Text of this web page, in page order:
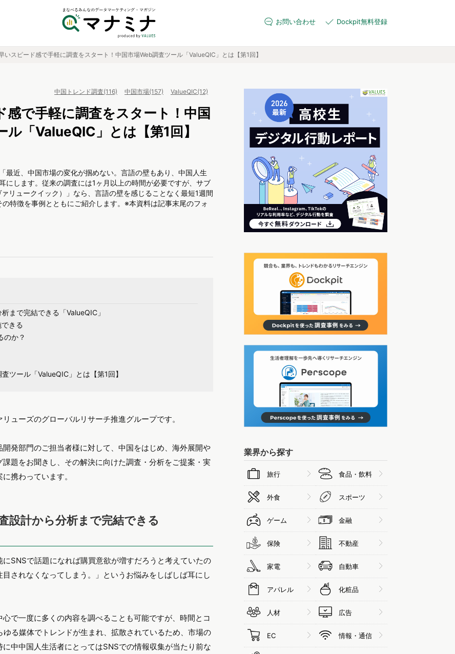
お問い合わせ Dockpit無料登録
いスピード感で手軽に調査をスタート！中国市場Web調査ツール「ValueQIC」とは【第1回】
中国トレンド調査(116) 中国市場(157) ValueQIC(12)
感で手軽に調査をスタート！中国
「ValueQIC」とは【第1回】
最近、中国市場の変化が掴めない。言語の壁もあり、中国人生
にします。従来の調査には1ヶ月以上の時間が必要ですが、サブ
リュークイック）」なら、言語の壁を感じることなく最短1週間
特徴を事例とともにご紹介します。※本資料は記事末尾のフォ
まで完結できる「ValueQIC」
きる
のか？
ツール「ValueQIC」とは【第1回】
ューズのグローバルリサーチ推進グループです。
発部門のご担当者様に対して、中国をはじめ、海外展開や
題をお聞きし、その解決に向けた調査・分析をご提案・実
携わっています。
設計から分析まで完結できる
SNSで話題になれば購買意欲が増すだろうと考えていたの
されなくなってしまう。」というお悩みをしばしば耳にし
で一度に多くの内容を調べることも可能ですが、時間とコ
る媒体でトレンドが生まれ、拡散されているため、市場の
中中国人生活者にとってはSNSでの情報収集が当たり前な
業界から探す
旅行 食品・飲料
外食 スポーツ
ゲーム 金融
保険 不動産
家電 自動車
アパレル 化粧品
人材 広告
EC 情報・通信